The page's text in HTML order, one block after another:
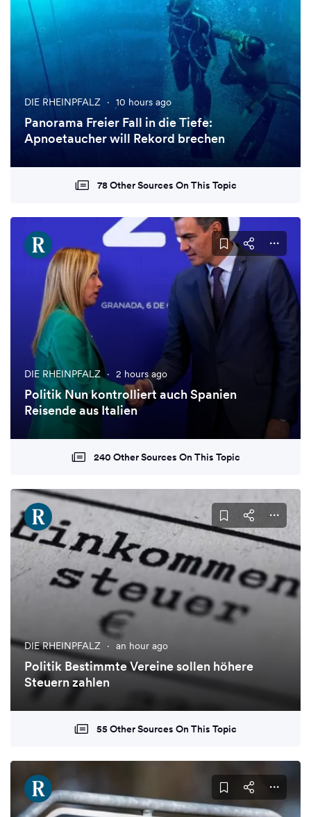
DIE RHEINPFALZ · 10 hours ago
Panorama Freier Fall in die Tiefe:
Apnoetaucher will Rekord brechen
78 Other Sources On This Topic
DIE RHEINPFALZ · 2 hours ago
Politik Nun kontrolliert auch Spanien
Reisende aus Italien
240 Other Sources On This Topic
DIE RHEINPFALZ · an hour ago
Politik Bestimmte Vereine sollen höhere
Steuern zahlen
55 Other Sources On This Topic